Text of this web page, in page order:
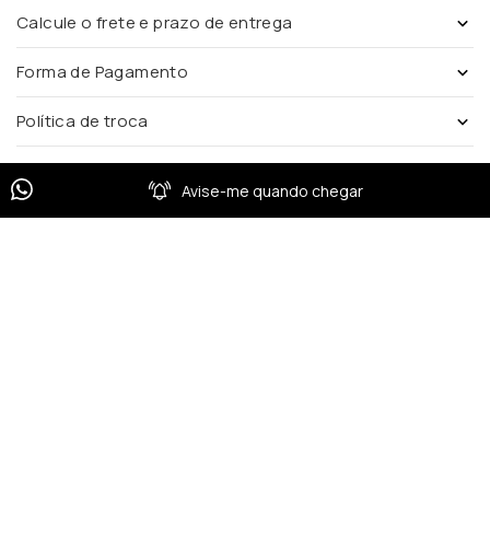
Calcule o frete e prazo de entrega
Forma de Pagamento
Política de troca
Avise-me quando chegar